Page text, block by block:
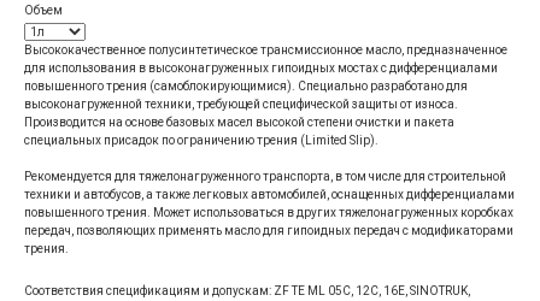
Объем
Высококачественное полусинтетическое трансмиссионное масло, предназначенное
для использования в высоконагруженных гипоидных мостах с дифференциалами
повышенного трения (самоблокирующимися). Специально разработано для
высоконагруженной техники, требующей специфической защиты от износа.
Производится на основе базовых масел высокой степени очистки и пакета
специальных присадок по ограничению трения (Limited Slip).
Рекомендуется для тяжелонагруженного транспорта, в том числе для строительной
техники и автобусов, а также легковых автомобилей, оснащенных дифференциалами
повышенного трения. Может использоваться в других тяжелонагруженных коробках
передач, позволяющих применять масло для гипоидных передач с модификаторами
трения.
Соответствия спецификациям и допускам: ZF TE ML 05C, 12C, 16E, SINOTRUK,